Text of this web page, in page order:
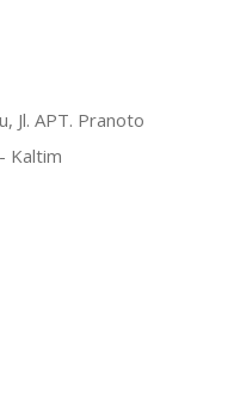
Jl. APT. Pranoto
Kaltim